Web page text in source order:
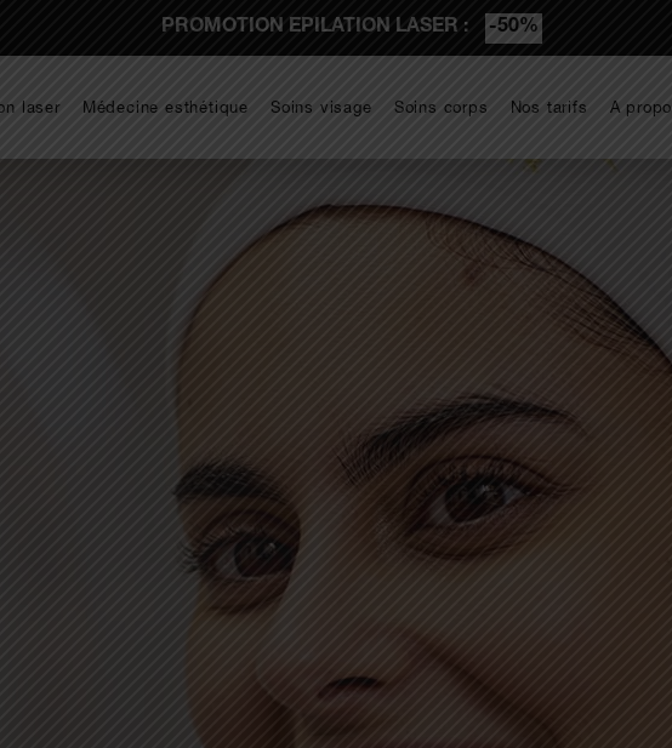
PROMOTION EPILATION LASER : -50%
laser Médecine esthétique Soins visage Soins corps Nos tarifs A